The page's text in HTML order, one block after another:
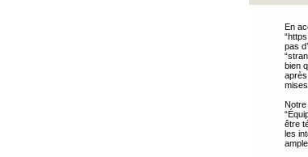
En
pas
bien
Notre
être
les